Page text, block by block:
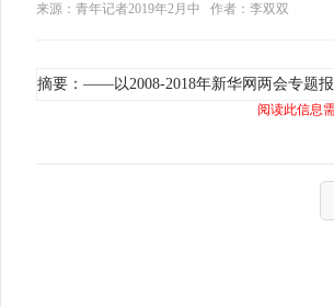
来源：青年记者2019年2月中
作者：李双双
摘要：——以2008-2018年新华网两会专题报
阅读此信息